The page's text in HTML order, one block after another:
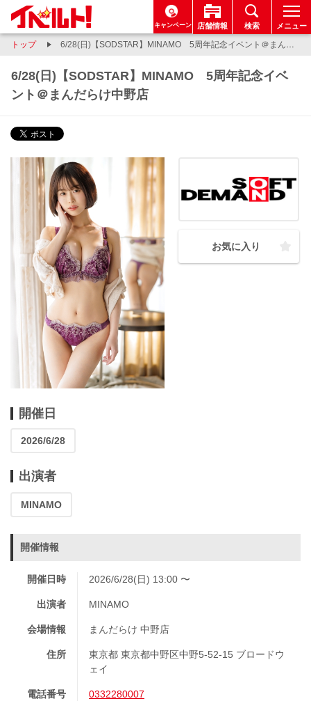
キャンペーン 店舗情報 検索 メニュー
トップ 6/28(日)【SODSTAR】MINAMO 5周年記念イベント＠まんだらけ中野店
6/28(日)【SODSTAR】MINAMO 5周年記念イベ
ント＠まんだらけ中野店
お気に入り
開催日
2026/6/28
出演者
MINAMO
開催情報
開催日時 2026/6/28(日) 13:00 〜
出演者 MINAMO
会場情報 まんだらけ 中野店
住所
東京都 東京都中野区中野5-52-15 ブロードウ
ェイ
電話番号 0332280007